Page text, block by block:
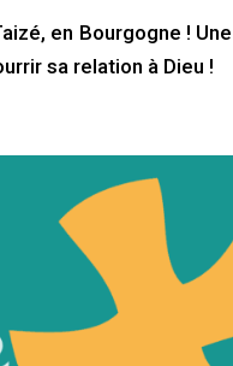
en Bourgogne !
sa relation à Dieu !